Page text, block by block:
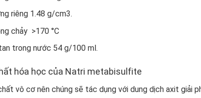
riêng 1.48 g/cm3.
chảy >170 °C
trong nước 54 g/100 ml.
hóa học của Natri metabisulfite
vô cơ nên chúng sẽ tác dụng với dung dịch axit giải